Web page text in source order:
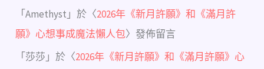
「Amethyst 」於〈2026年《新月許願》和《滿月許
願》心想事成魔法懶人包〉發佈留言
「 莎莎 」於〈2026年《新月許願》和《滿月許願》心